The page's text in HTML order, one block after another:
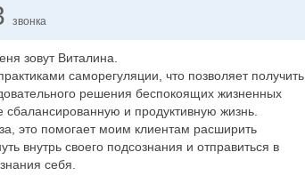
звонка
зовут Виталина.
саморегуляции, что позволяет получить
решения беспокоящих жизненных
сбалансированную и продуктивную жизнь.
это помогает моим клиентам расширить
внутрь своего подсознания и отправиться в
себя.